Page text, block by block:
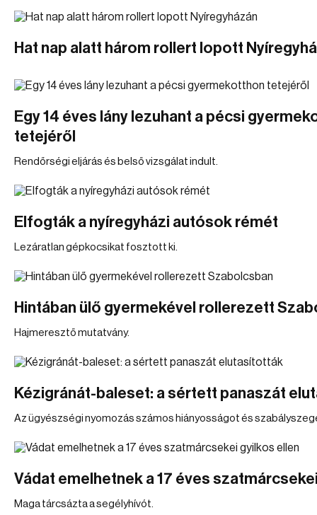
Hat nap alatt három rollert lopott
Egy 14 éves lány lezuhant a pécsi
tetejéről
Rendőrségi eljárás és belső vizsgálat indult.
Elfogták a nyíregyházi autósok rémét
Lezáratlan gépkocsikat fosztott ki.
Hintában ülő gyermekével rollerezett
Hajmeresztő mutatvány.
Kézigránát-baleset: a sértett panaszát
Az ügyészségi nyomozás számos hiányosságot és
Vádat emelhetnek a 17 éves
Maga tárcsázta a segélyhívót.